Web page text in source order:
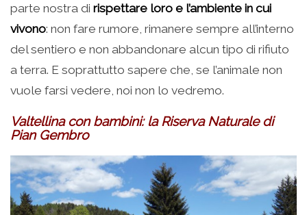
parte nostra di rispettare loro e l’ambiente in cui
vivono: non fare rumore, rimanere sempre all’interno
del sentiero e non abbandonare alcun tipo di rifiuto
a terra. E soprattutto sapere che, se l’animale non
vuole farsi vedere, noi non lo vedremo.
Valtellina con bambini: la Riserva Naturale di
Pian Gembro